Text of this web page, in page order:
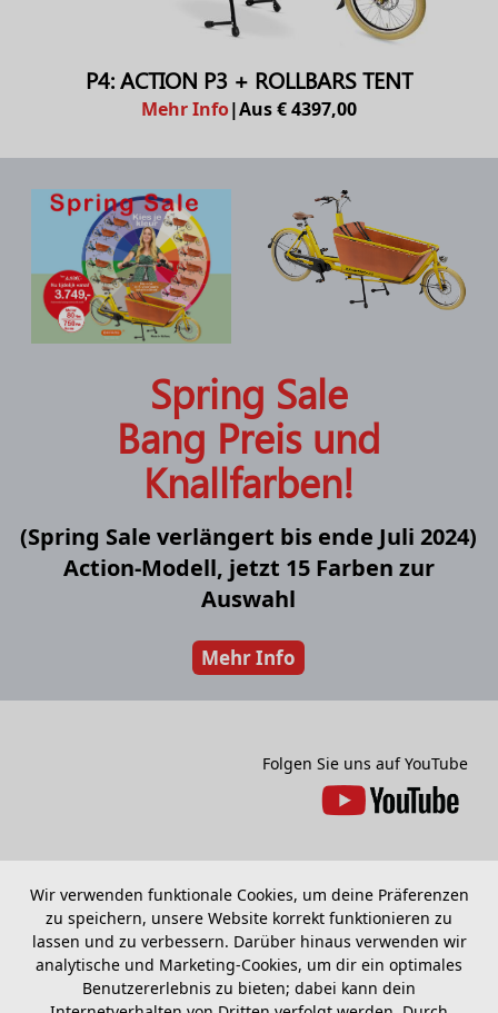
Wir verwenden funktionale Cookies, um deine Präferenzen
zu speichern, unsere Website korrekt funktionieren zu
lassen und zu verbessern. Darüber hinaus verwenden wir
analytische und Marketing-Cookies, um dir ein optimales
Benutzererlebnis zu bieten; dabei kann dein
P4: ACTION P3 + ROLLBARS TENT
Mehr Info|Aus € 4397,00
Spring Sale
Bang Preis und
Knallfarben!
(Spring Sale verlängert bis ende Juli 2024)
Action-Modell, jetzt 15 Farben zur
Auswahl
Mehr Info
Folgen Sie uns auf YouTube